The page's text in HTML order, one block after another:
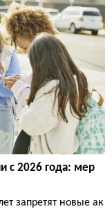
с 2026 года: мер
запретят новые ак